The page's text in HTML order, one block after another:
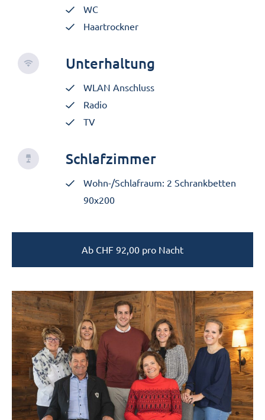
WC
Haartrockner
Unterhaltung
WLAN Anschluss
Radio
TV
Schlafzimmer
Wohn-/Schlafraum: 2 Schrankbetten
90x200
Ab CHF 92,00 pro Nacht